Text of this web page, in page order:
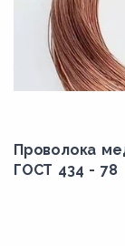
Проволока
ГОСТ 434 - 78